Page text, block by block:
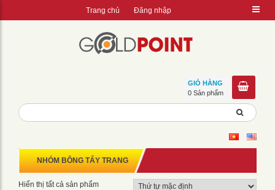
Trang chủ Đăng nhập
GIỎ HÀNG
0 Sản phẩm
NHÓM BÔNG TẨY TRANG
Hiển thị tất cả sản phẩm